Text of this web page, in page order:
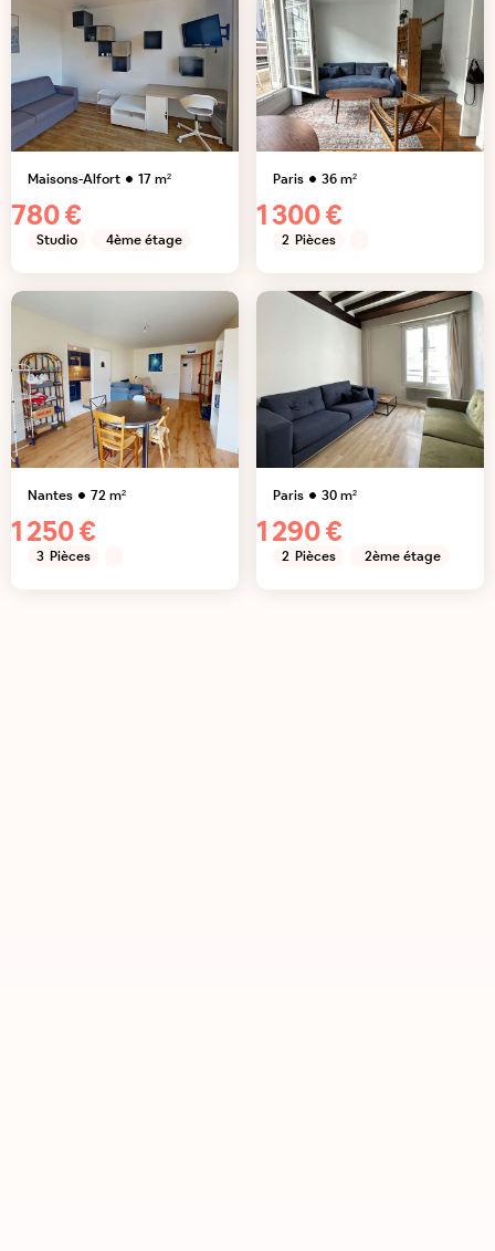
Maisons-Alfort 17m²
780 €
Studio 4ème étage
Paris 36m²
1 300 €
2 Pièces
Nantes 72m²
1 250 €
3 Pièces
Paris 30m²
1 290 €
2 Pièces 2ème étage